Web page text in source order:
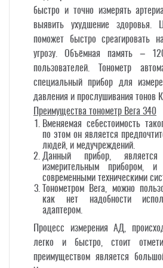
быстро и точно измерять
выявить ухудшение здоровья.
поможет быстро среагировать
угрозу. Объёмная память –
пользователей. Тонометр
специальный прибор для
давления и прослушивания тонов
Преимущества тонометр Вега 340
Вменяемая себестоимость
по этом он является
людей, и медучреждений.
Данный прибор,
измерительным прибором,
современными техническими
Тонометром Вега, можно
как нет надобности
адаптером.
Процесс измерения АД,
легко и быстро, стоит
преимуществом является